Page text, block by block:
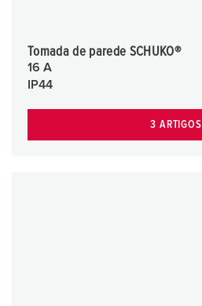
Tomada de parede SCHUKO®
16 A
IP44
3 ARTIGOS